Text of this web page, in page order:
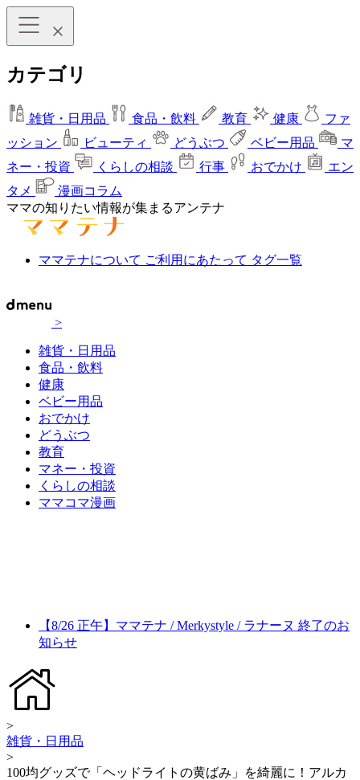
カテゴリ
雑貨・日用品 食品・飲料 教育 健康
ファ
ッション
ビューティ どうぶつ ベビー用品
マ
ネー・投資
くらしの相談 行事 おでかけ
エン
タメ
漫画コラム
ママの知りたい情報が集まるアンテナ
ママテナについて ご利用にあたって タグ一覧
>
雑貨・日用品
食品・飲料
健康
ベビー用品
おでかけ
どうぶつ
教育
マネー・投資
くらしの相談
ママコマ漫画
【8/26 正午】ママテナ / Merkystyle / ラナーヌ 終了のお
知らせ
>
雑貨・日用品
>
100均グッズで「ヘッドライトの黄ばみ」を綺麗に！アルカ